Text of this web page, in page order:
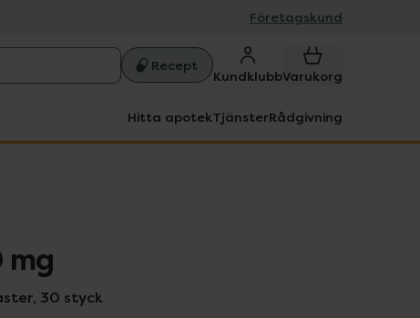
Företagskund
Recept
KundklubbVarukorg
Hitta apotekTjänsterRådgivning
mg
30 styck